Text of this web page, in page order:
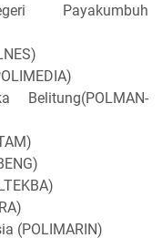
Payakumbuh
Belitung(POLMAN-
(POLIMARIN)